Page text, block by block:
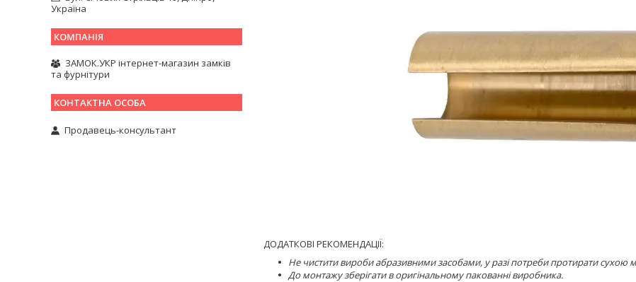
ДОДАТКОВІ РЕКОМЕНДАЦІЇ:
Не чистити вироби абразивними засобами, у разі потреби протирати сухою
До монтажу зберігати в оригінальному пакованні виробника.
Україна
ЗАМОК.УКР інтернет-магазин замків
та фурнітури
Продавець-консультант